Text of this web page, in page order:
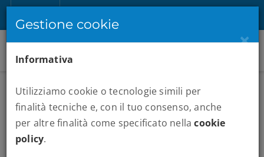
Gestione cookie
×
Informativa
Utilizziamo cookie o tecnologie simili per
finalità tecniche e, con il tuo consenso, anche
per altre finalità come specificato nellacookie
policy.